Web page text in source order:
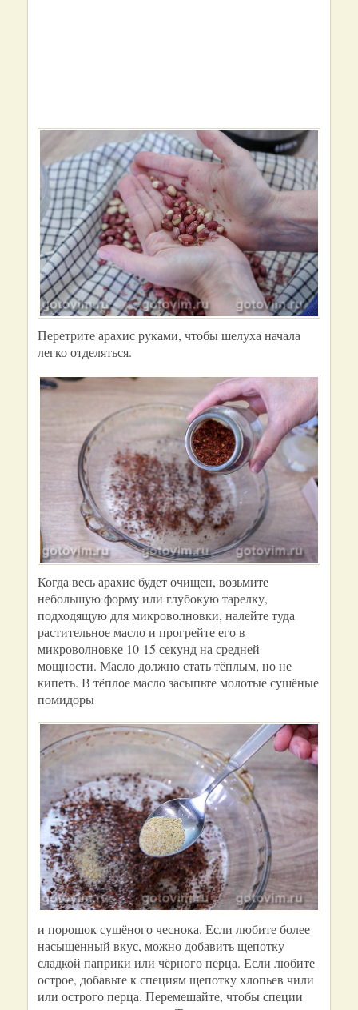
Перетрите арахис руками, чтобы шелуха начала
легко отделяться.
Когда весь арахис будет очищен, возьмите
небольшую форму или глубокую тарелку,
подходящую для микроволновки, налейте туда
растительное масло и прогрейте его в
микроволновке 10-15 секунд на средней
мощности. Масло должно стать тёплым, но не
кипеть. В тёплое масло засыпьте молотые сушёные
помидоры
и порошок сушёного чеснока. Если любите более
насыщенный вкус, можно добавить щепотку
сладкой паприки или чёрного перца. Если любите
острое, добавьте к специям щепотку хлопьев чили
или острого перца. Перемешайте, чтобы специи